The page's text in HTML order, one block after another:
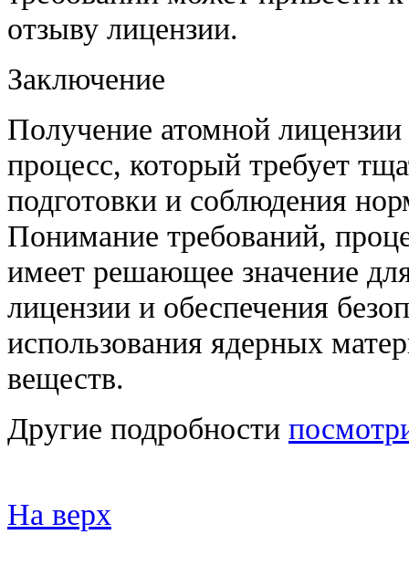
отзыву лицензии.
Заключение
Получение атомной
процесс, который требует
подготовки и соблюдения
Понимание требований,
имеет решающее значение
лицензии и обеспечения
использования ядерных
веществ.
Другие подробности
На верх